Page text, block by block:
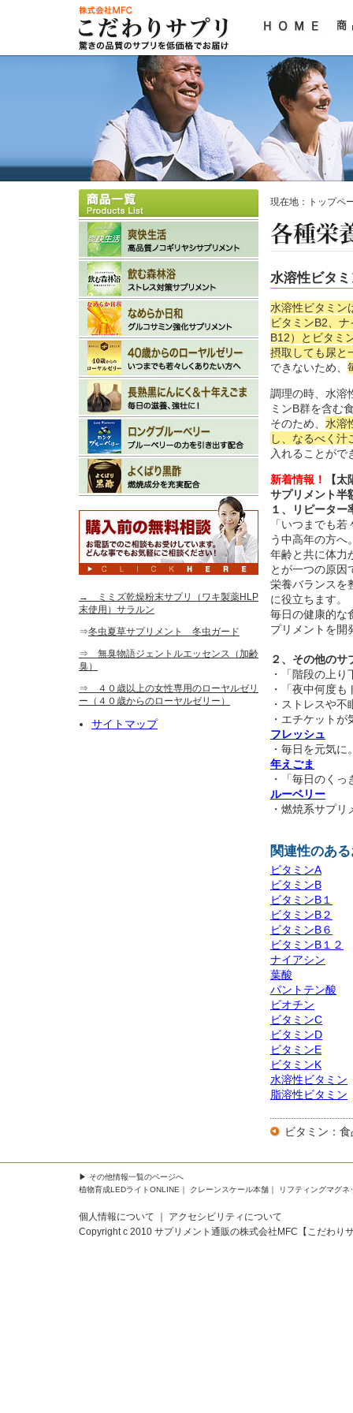
水溶性ビタ
水溶性ビタミン
ビタミンB2、
B12）とビタミ
摂取しても尿と
できないため、
調理の時、水溶
ミンB群を含む
そのため、 水溶
し、なるべく汁
入れることがで
新着情報！
【
サプリメント半
１、リピータ
「いつまでも
う中高年の方へ
年齢と共に体力
とが一つの原因
栄養バランスを
に役立ちます。
毎日の健康的な
プリメントを開
２、その他のサ
・「階段の上
・「夜中何度
・ストレスや
・エチケット
フレッシュ
・毎日を元気
年えごま
・「毎日のく
ルーベリー
・燃焼系サプ
関連性のあ
ビタミンA
ビタミンB
ビタミンB１
ビタミンB２
ビタミンB６
ビタミンB１２
ナイアシン
葉酸
パントテン酸
ビオチン
ビタミンC
ビタミンD
ビタミンE
ビタミンK
水溶性ビタミン
脂溶性ビタミン
ビタミン：
→ ミミズ乾燥粉末サプリ（ワキ製薬HLP
末使用）サラルン
⇒冬虫夏草サプリメント 冬虫ガード
⇒ 無臭物語ジェントルエッセンス（加齢
臭）
⇒ ４０歳以上の女性専用のローヤルゼリ
ー（４０歳からのローヤルゼリー）
サイトマップ
現在地： トップペ
▶ その他情報一覧のページへ
植物育成LEDライトONLINE ｜ クレーンスケール本舗 ｜ リフティングマグネ
個人情報について
アクセシビリティについて
Copyright c 2010 サプリメント通販の株式会社MFC【こだわり